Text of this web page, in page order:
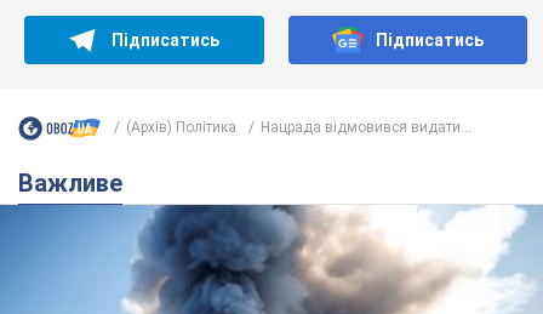
Підписатись Підписатись
(Архів) Політика Нацрада відмовився видати...
Важливе